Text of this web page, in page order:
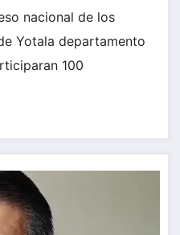
nacional de los
Yotala departamento
100